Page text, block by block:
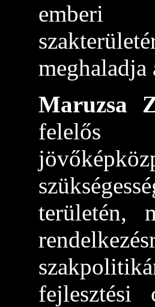
emberi
Maruzsa
felelős
területén,
fejlesztési